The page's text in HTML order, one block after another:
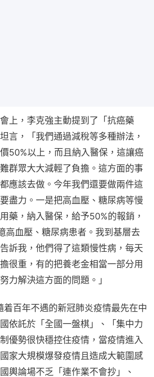
上，李克強主動提到了「抗癌藥
言，「我們通過減稅等多種辦法，
50%以上，而且納入醫保，這讓癌
群眾大大減輕了負擔。這方面的事
應該去做。今年我們還要做兩件這
盡力。一是把高血壓、糖尿病等慢
藥，納入醫保，給予50%的報銷，
高血壓、糖尿病患者。我到基層去
訴我，他們得了這類慢性病，每天
很重，有的把養老金相當一部分用
力解決這方面的問題。」
百年不遇的新冠肺炎疫情最先在中
依託於「全國一盤棋」、「集中力
優勢很快穩控住疫情，當疫情進入
家大規模爆發疫情且造成大範圍感
輿論場不乏「連作業不會抄」、